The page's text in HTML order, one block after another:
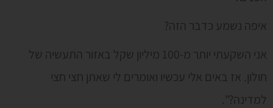
איפה נשמע כדבר הזה?
אני השקעתי יותר מ-100 מיליון שקל באזור התעשיה של
חולון. אז באים אלי עכשיו ואומרים לי שאתן חצי חצי
למדינה?".